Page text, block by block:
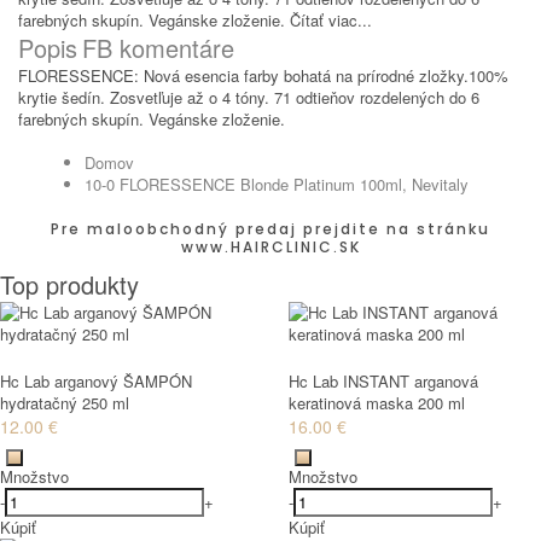
farebných skupín. Vegánske zloženie. Čítať viac...
Popis FB komentáre
FLORESSENCE: Nová esencia farby bohatá na prírodné zložky.100%
krytie šedín. Zosvetľuje až o 4 tóny. 71 odtieňov rozdelených do 6
farebných skupín. Vegánske zloženie.
Domov
10-0 FLORESSENCE Blonde Platinum 100ml, Nevitaly
Pre maloobchodný predaj prejdite na stránku
www.HAIRCLINIC.SK
Top produkty
Hc Lab arganový ŠAMPÓN
hydratačný 250 ml
12.00 €
Množstvo
-
+
Kúpiť
Hc Lab INSTANT arganová
keratinová maska 200 ml
16.00 €
Množstvo
-
+
Kúpiť